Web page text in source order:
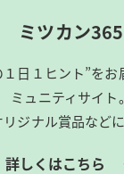
ミツカン365
日１ヒント”を
ミュニティサイト。
ジナル賞品など
詳しくはこちら